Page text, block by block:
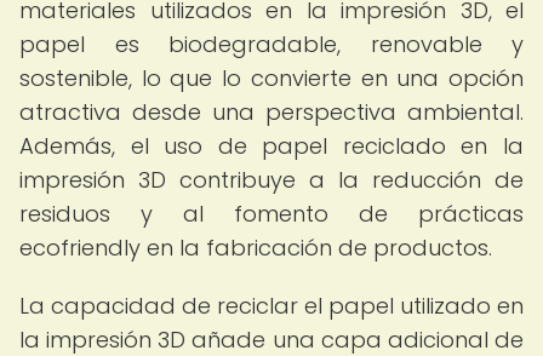
materiales utilizados en la impresión 3D, el
papel es biodegradable, renovable y
sostenible, lo que lo convierte en una opción
atractiva desde una perspectiva ambiental.
Además, el uso de papel reciclado en la
impresión 3D contribuye a la reducción de
residuos y al fomento de prácticas
ecofriendly en la fabricación de productos.
La capacidad de reciclar el papel utilizado en
la impresión 3D añade una capa adicional de